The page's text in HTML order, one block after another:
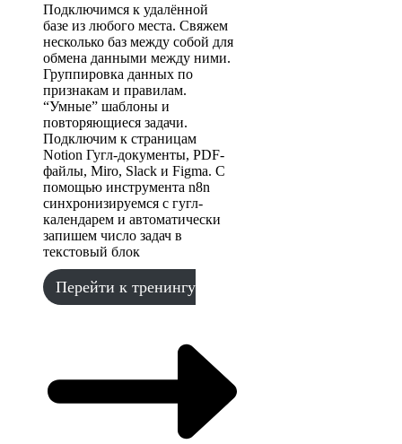
Подключимся к удалённой
базе из любого места. Свяжем
несколько баз между собой для
обмена данными между ними.
Группировка данных по
признакам и правилам.
“Умные” шаблоны и
повторяющиеся задачи.
Подключим к страницам
Notion Гугл-документы, PDF-
файлы, Miro, Slack и Figma. С
помощью инструмента n8n
синхронизируемся с гугл-
календарем и автоматически
запишем число задач в
текстовый блок
Перейти к тренингу